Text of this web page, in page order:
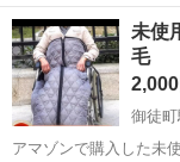
身長 165cm 体重
以上も使う事は可能 素材：綿 肌心地いい：柔らかいスムース生地、肌
触...
東京 台東区 御
未使
毛
2,000
御徒町
アマゾンで購入した未使用品です。 材質 コッ